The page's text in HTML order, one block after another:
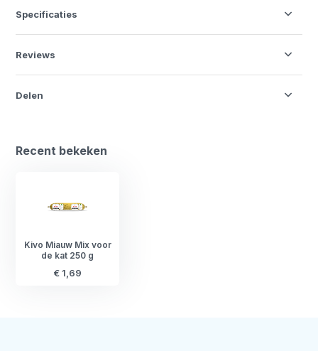
Specificaties
Reviews
Delen
Recent bekeken
Kivo Miauw Mix voor
de kat 250 g
€ 1,69